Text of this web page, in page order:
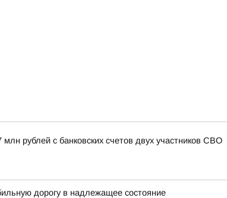
рублей с банковских счетов двух участников СВО
дорогу в надлежащее состояние